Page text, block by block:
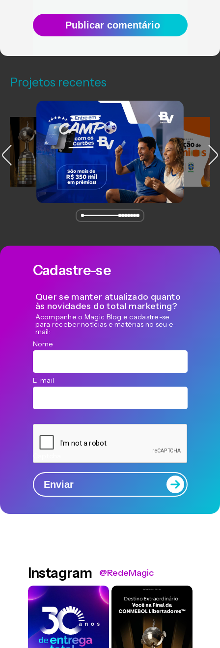
Publicar comentário
Cadastre-se
Quer se manter atualizado quanto
às novidades do total marketing?
Acompanhe o Magic Blog e cadastre-se
para receber notícias e matérias no seu e-
mail:
Nome
E-mail
Enviar
Instagram @RedeMagic
Projetos recentes